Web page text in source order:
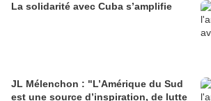
La solidarité avec Cuba s’amplifie
JL Mélenchon : "L’Amérique du Sud
est une source d’inspiration, de lutte